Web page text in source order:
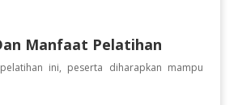
Manfaat Pelatihan
ini, peserta diharapkan mampu